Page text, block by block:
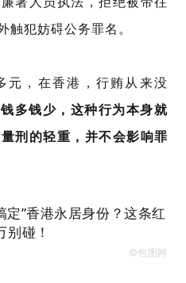
触犯妨碍公务罪名。
元 ，在香港，行贿从来没
多钱少，这种行为本身就
刑的轻重，并不会影响罪
©包图网